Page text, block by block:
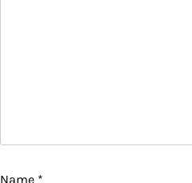
Name *